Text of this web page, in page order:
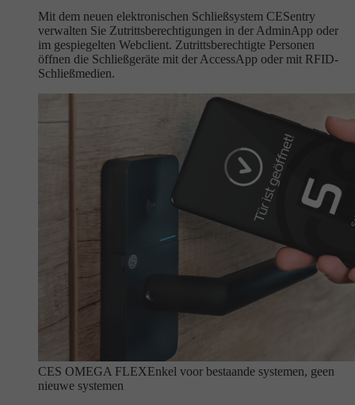
Mit dem neuen elektronischen Schließsystem CESentry
verwalten Sie Zutrittsberechtigungen in der AdminApp oder
im gespiegelten Webclient. Zutrittsberechtigte Personen
öffnen die Schließgeräte mit der AccessApp oder mit RFID-
Schließmedien.
CES OMEGA FLEXEnkel voor bestaande systemen, geen
nieuwe systemen